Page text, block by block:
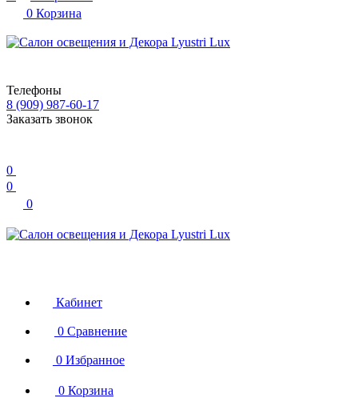
0 Корзина
Телефоны
8 (909) 987-60-17
Заказать звонок
0
0
0
Кабинет
0 Сравнение
0 Избранное
0 Корзина